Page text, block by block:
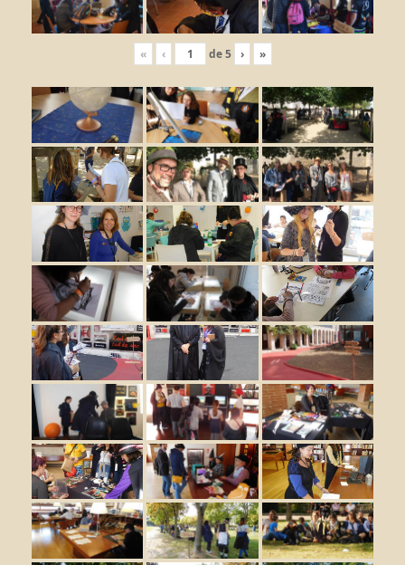
« ‹ de5 › »